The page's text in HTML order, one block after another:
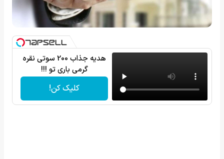
هدیه جذاب 200 سوتی نقره
گرمی باری تو !!!
کلیک کن!